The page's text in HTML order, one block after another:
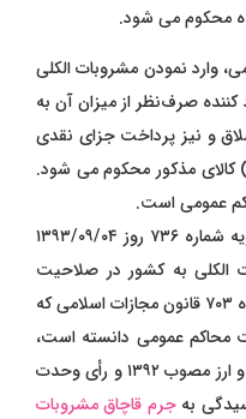
محکوم می شود.
اسلامی، وارد نمودن مشروبات الکلی
صرف‌نظر از میزان آن به
حبس و تا ۷۴ ضربه شلاق و نیز پرداخت جزای نقدی
کالای مذکور محکوم می شود.
عمومی است.
نکته‌ی مهم: با توجه به رأی وحدت رویه شماره ۷۳۶ روز ۱۳۹۳/۰۹/۰۴
الکلی به کشور در صلاحیت
دادگاه انقلاب است و قسمت اخیر ماده ۷۰۳ قانون مجازات اسلامی که
محاکم عمومی دانسته است،
به موجب ماده ۴۴ از قانون قاچاق کالا و ارز مصوب ۱۳۹۲ و رأی وحدت
جرم قاچاق مشروبات